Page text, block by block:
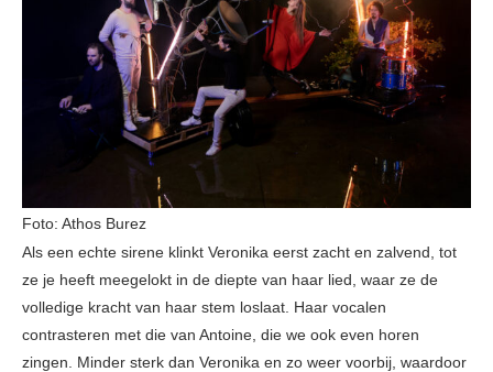
Foto: Athos Burez
Als een echte sirene klinkt Veronika eerst zacht en zalvend, tot
ze je heeft meegelokt in de diepte van haar lied, waar ze de
volledige kracht van haar stem loslaat. Haar vocalen
contrasteren met die van Antoine, die we ook even horen
zingen. Minder sterk dan Veronika en zo weer voorbij, waardoor